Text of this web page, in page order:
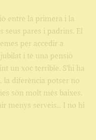
entre la primera i la
seus pares i padrins. El
per accedir a
i té una pensió
un xoc terrible. S'hi ha
la diferència potser no
són molt més baixes.
menys serveis... I no hi